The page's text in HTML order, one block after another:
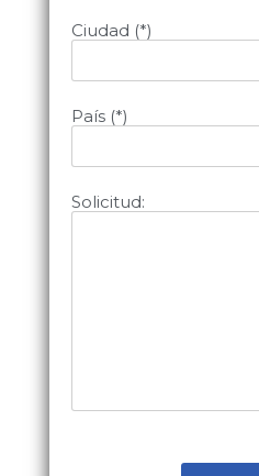
Ciudad (*)
País (*)
Solicitud: